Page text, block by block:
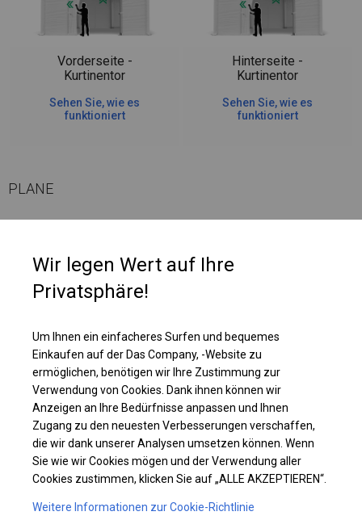
Vorderseite -
Kurtinentor
Sehen Sie, wie es
funktioniert
Hinterseite -
Kurtinentor
Sehen Sie, wie es
funktioniert
PLANE
oder Bootslager, Autowaschanlage und Lackierraum genutzt werden.
Plane ändern
KONSTRUKTION
SUMMER
Wir legen Wert auf Ihre
Privatsphäre!
Um Ihnen ein einfacheres Surfen und bequemes
Einkaufen auf der Das Company, -Website zu
ermöglichen, benötigen wir Ihre Zustimmung zur
Verwendung von Cookies. Dank ihnen können wir
Anzeigen an Ihre Bedürfnisse anpassen und Ihnen
Zugang zu den neuesten Verbesserungen verschaffen,
die wir dank unserer Analysen umsetzen können. Wenn
Sie wie wir Cookies mögen und der Verwendung aller
Cookies zustimmen, klicken Sie auf „ALLE AKZEPTIEREN“.
Weitere Informationen zur Cookie-Richtlinie